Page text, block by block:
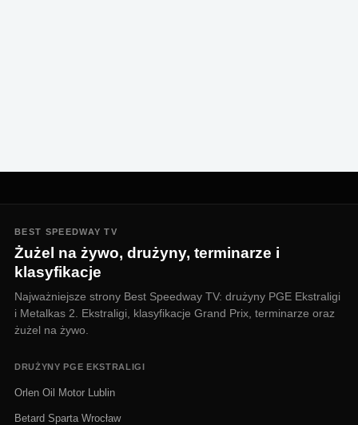
BEST SPEEDWAY TV
Żużel na żywo, drużyny, terminarze i
klasyfikacje
Najważniejsze strony Best Speedway TV: drużyny PGE Ekstraligi
i Metalkas 2. Ekstraligi, klasyfikacje Grand Prix, terminarze oraz
żużel na żywo.
DRUŻYNY PGE EKSTRALIGI
Orlen Oil Motor Lublin
Betard Sparta Wrocław